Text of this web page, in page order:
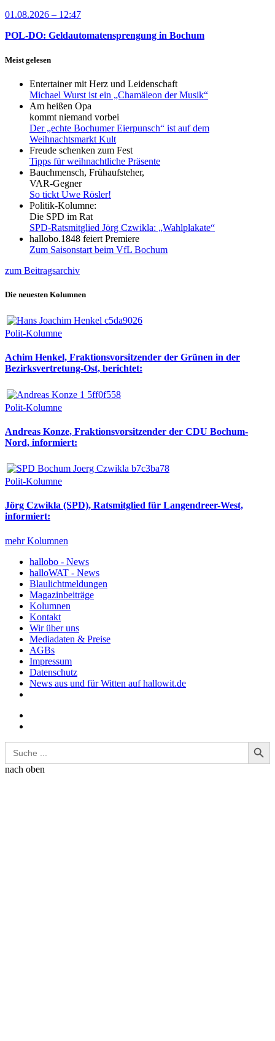
01.08.2026 – 12:47
POL-DO: Geldautomatensprengung in Bochum
Meist gelesen
Entertainer mit Herz und Leidenschaft
Michael Wurst ist ein „Chamäleon der Musik“
Am heißen Opa
kommt niemand vorbei
Der „echte Bochumer Eierpunsch“ ist auf dem
Weihnachtsmarkt Kult
Freude schenken zum Fest
Tipps für weihnachtliche Präsente
Bauchmensch, Frühaufsteher,
VAR-Gegner
So tickt Uwe Rösler!
Politik-Kolumne:
Die SPD im Rat
SPD-Ratsmitglied Jörg Czwikla: „Wahlplakate“
hallobo.1848 feiert Premiere
Zum Saisonstart beim VfL Bochum
zum Beitragsarchiv
Die neuesten Kolumnen
Polit-Kolumne
Achim Henkel, Fraktionsvorsitzender der Grünen in der
Bezirksvertretung-Ost, berichtet:
Polit-Kolumne
Andreas Konze, Fraktionsvorsitzender der CDU Bochum-
Nord, informiert:
Polit-Kolumne
Jörg Czwikla (SPD), Ratsmitglied für Langendreer-West,
informiert:
mehr Kolumnen
hallobo - News
halloWAT - News
Blaulichtmeldungen
Magazinbeiträge
Kolumnen
Kontakt
Wir über uns
Mediadaten & Preise
AGBs
Impressum
Datenschutz
News aus und für Witten auf hallowit.de
Search
for:
Search Button
nach oben